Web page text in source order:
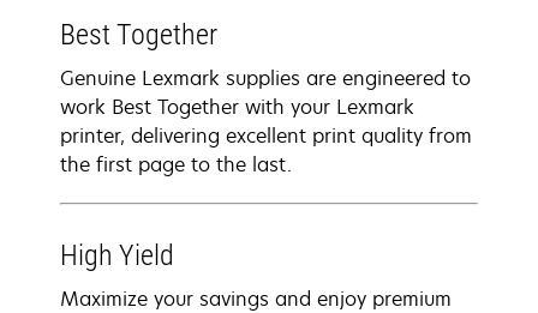
Best Together
Genuine Lexmark supplies are engineered to
work Best Together with your Lexmark
printer, delivering excellent print quality from
the first page to the last.
High Yield
Maximize your savings and enjoy premium